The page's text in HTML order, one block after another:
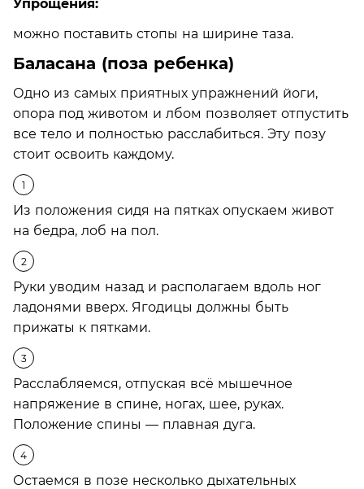
Упрощения:
можно поставить стопы на ширине таза.
Баласана (поза ребенка)
Одно из самых приятных упражнений йоги,
опора под животом и лбом позволяет отпустить
все тело и полностью расслабиться. Эту позу
стоит освоить каждому.
Из положения сидя на пятках опускаем живот
на бедра, лоб на пол.
Руки уводим назад и располагаем вдоль ног
ладонями вверх. Ягодицы должны быть
прижаты к пятками.
Расслабляемся, отпуская всё мышечное
напряжение в спине, ногах, шее, руках.
Положение спины — плавная дуга.
Остаемся в позе несколько дыхательных